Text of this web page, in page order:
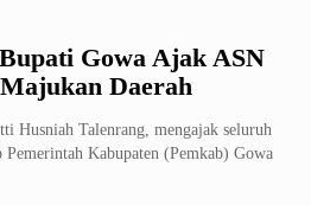
Gowa Ajak ASN
Daerah
Husniah Talenrang, mengajak seluruh
Kabupaten (Pemkab) Gowa